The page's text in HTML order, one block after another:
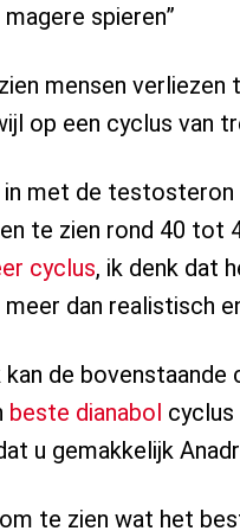
magere spieren”
mensen
op een cyclus van
met de testosteron
te zien rond 40 tot
cyclus, ik denk dat
meer dan realistisch
kan de bovenstaande
beste dianabol cyclus
u gemakkelijk
te zien wat het